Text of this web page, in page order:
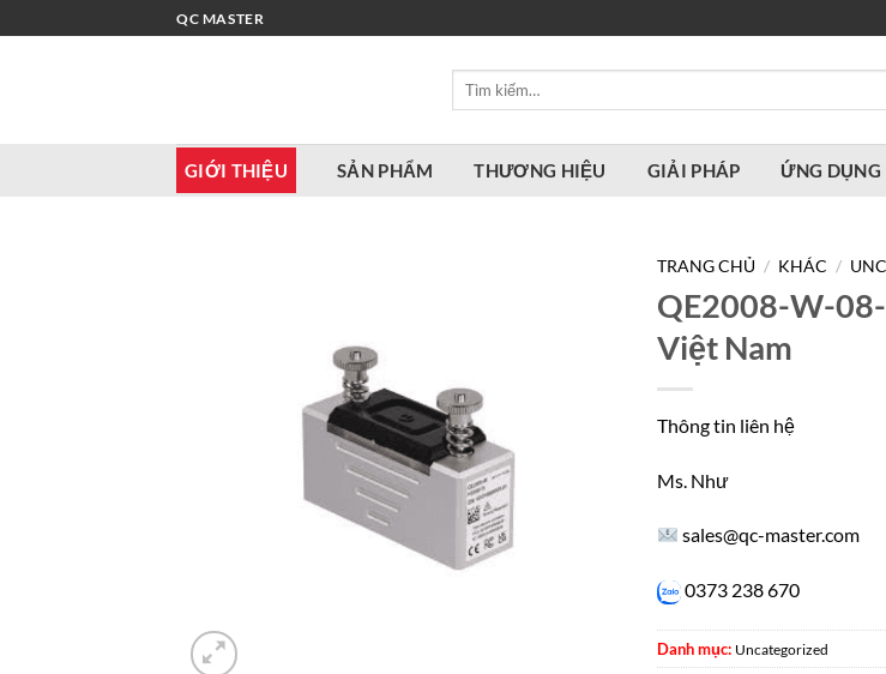
qua
QC MASTER
Tìm
GIỚI THIỆU SẢN PHẨM THƯƠNG HIỆU GIẢI PHÁP ỨNG DỤNG
TRANG CHỦ / KHÁC /
QE2008-W-
Việt Nam
Thông tin liên hệ
Ms. Như
sales@qc-master.com
0373 238 670
Danh mục: Uncategorized